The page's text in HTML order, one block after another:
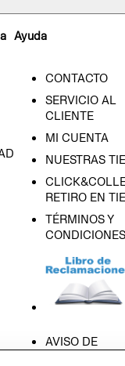
Ayuda
CONTACTO
SERVICIO AL
CLIENTE
MI CUENTA
NUESTRAS
RETIRO EN
TÉRMINOS Y
CONDICIONES
AVISO DE